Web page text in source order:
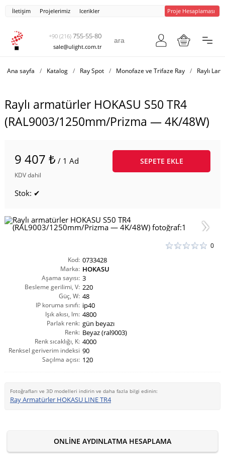
İletişim Projelerimiz Icerikler Proje Hesaplaması
+90 (216) 755-55-80
sale@ulight.com.tr
Ana sayfa / Katalog / Ray Spot / Monofaze ve Trifaze Ray / Raylı
Raylı armatürler HOKASU S50 TR4
(RAL9003/1250mm/Prizma — 4K/48W)
9 407 ₺ / 1 Ad
KDV dahil
SEPETE EKLE
Stok: ✔
0
Kod: 0733428
Marka: HOKASU
Aşama sayısı: 3
Besleme gerilimi, V: 220
Güç, W: 48
IP koruma sınıfı: ip40
Işık akısı, lm: 4800
Parlak renk: gün beyazı
Renk: Beyaz (ral9003)
Renk sıcaklığı, K: 4000
Renksel geriverim indeksi
CRI(Ra):
90
Saçılma açısı: 120
Fotoğrafları ve 3D modelleri indirin ve daha fazla bilgi edinin:
Ray Armatürler HOKASU LINE TR4
ONLINE AYDINLATMA HESAPLAMA